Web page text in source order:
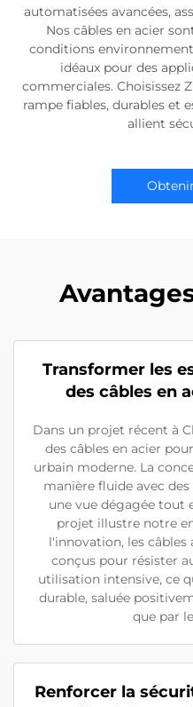
automatisées avancées,
Nos câbles en acier
conditions
idéaux pour des
commerciales. Choisissez
rampe fiables, durables et
allient
Transformer les
des câbles en
Dans un projet récent à
des câbles en acier
urbain moderne. La
manière fluide avec
une vue dégagée tout
projet illustre notre
l'innovation, les
conçus pour résister
utilisation intensive, ce
durable, saluée
que par
Renforcer la